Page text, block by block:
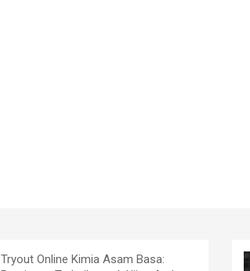
Tryout Online Kimia Asam Basa: